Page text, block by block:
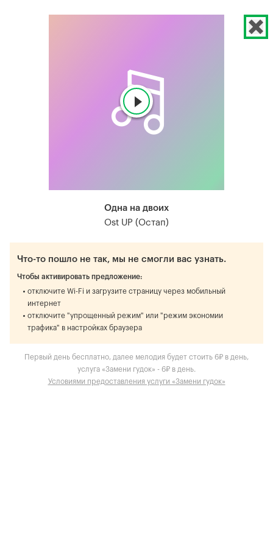
Одна на двоих
Ost UP (Остап)
Что-то пошло не так, мы не смогли вас узнать.
Чтобы активировать предложение:
отключите Wi-Fi и загрузите страницу через мобильный
интернет
отключите "упрощенный режим" или "режим экономии
трафика" в настройках браузера
Первый день бесплатно, далее мелодия будет стоить 6₽ в день,
услуга «Замени гудок» - 6₽ в день.
Условиями предоставления услуги «Замени гудок»